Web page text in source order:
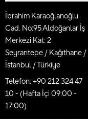
İbrahim Karaoğlanoğlu
Cad. No:95 Aldoğanlar İş
Merkezi Kat: 2
Seyrantepe / Kağıthane /
İstanbul / Türkiye
Telefon: +90 212 324 47
10 - (Hafta İçi 09:00 -
17:00)